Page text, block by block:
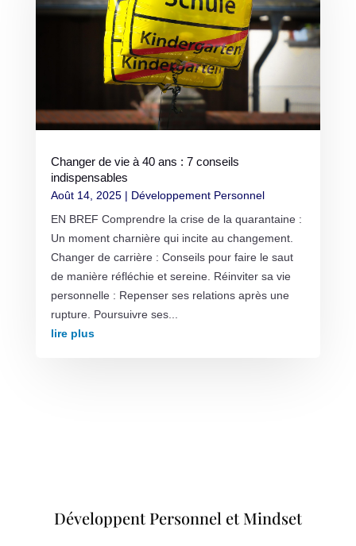
Changer de vie à 40 ans : 7 conseils
indispensables
Août 14, 2025| Développement Personnel
EN BREF Comprendre la crise de la quarantaine :
Un moment charnière qui incite au changement.
Changer de carrière : Conseils pour faire le saut
de manière réfléchie et sereine. Réinviter sa vie
personnelle : Repenser ses relations après une
rupture. Poursuivre ses...
lire plus
Développent Personnel et Mindset